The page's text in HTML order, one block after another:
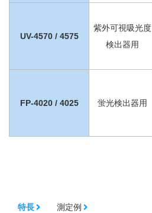
UV-4570 / 4575
紫外可視吸光度
検出器用
FP-4020 / 4025 蛍光検出器用
特長 測定例